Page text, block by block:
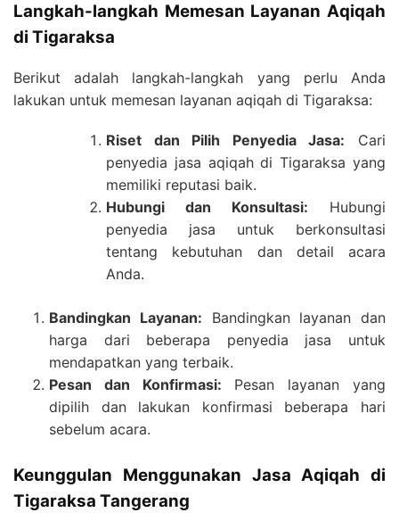
Langkah-langkah Memesan Layanan Aqiqah
di Tigaraksa
Berikut adalah langkah-langkah yang perlu Anda
lakukan untuk memesan layanan aqiqah di Tigaraksa:
Riset dan Pilih Penyedia Jasa: Cari
penyedia jasa aqiqah di Tigaraksa yang
memiliki reputasi baik.
Hubungi dan Konsultasi: Hubungi
penyedia jasa untuk berkonsultasi
tentang kebutuhan dan detail acara
Anda.
Bandingkan Layanan: Bandingkan layanan dan
harga dari beberapa penyedia jasa untuk
mendapatkan yang terbaik.
Pesan dan Konfirmasi: Pesan layanan yang
dipilih dan lakukan konfirmasi beberapa hari
sebelum acara.
Keunggulan Menggunakan Jasa Aqiqah di
Tigaraksa Tangerang